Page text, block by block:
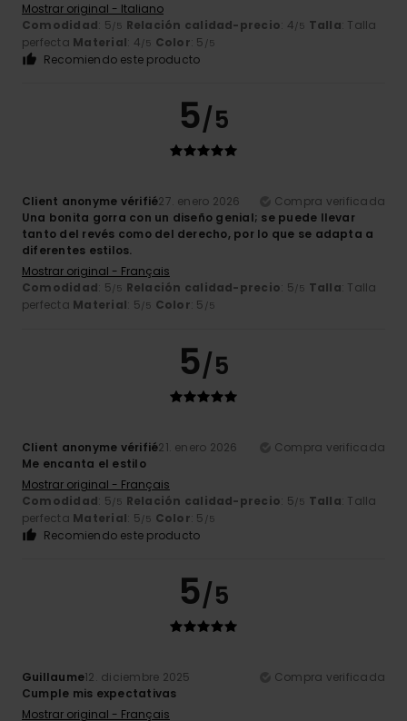
Mostrar original - Italiano
Comodidad: 5/5 Relación calidad-precio: 4/5 Talla: Talla
perfecta Material: 4/5 Color: 5 /5
Recomiendo este producto
5/5
Client anonyme vérifié27. enero 2026
Compra verificada
Una bonita gorra con un diseño genial; se puede llevar
tanto del revés como del derecho, por lo que se adapta a
diferentes estilos.
Mostrar original - Français
Comodidad: 5/5 Relación calidad-precio: 5/5 Talla: Talla
perfecta Material: 5/5 Color: 5 /5
5/5
Client anonyme vérifié21. enero 2026
Compra verificada
Me encanta el estilo
Mostrar original - Français
Comodidad: 5/5 Relación calidad-precio: 5/5 Talla: Talla
perfecta Material: 5/5 Color: 5 /5
Recomiendo este producto
5/5
Guillaume12. diciembre 2025
Compra verificada
Cumple mis expectativas
Mostrar original - Français